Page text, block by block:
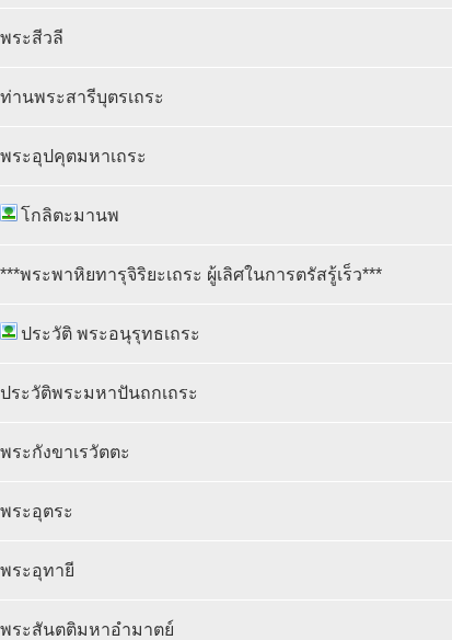
พระสีวลี
ท่านพระสารีบุตรเถระ
พระอุปคุตมหาเถระ
โกลิตะมานพ
***พระพาหิยทารุจิริยะเถระ ผู้เลิศในการตรัสรู้เร็ว***
ประวัติ พระอนุรุทธเถระ
ประวัติพระมหาปันถกเถระ
พระกังขาเรวัตตะ
พระอุตระ
พระอุทายี
พระสันตติมหาอำมาตย์